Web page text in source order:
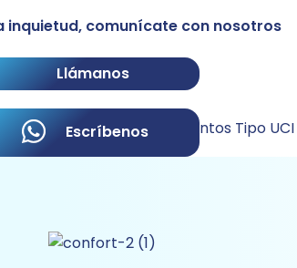
inquietud, comunícate con nosotros
Llámanos
Escríbenos